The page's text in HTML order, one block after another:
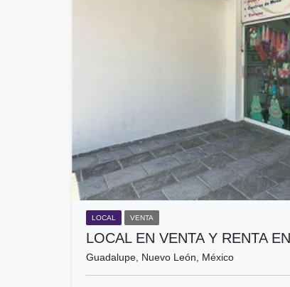
LOCAL VENTA
LOCAL EN VENTA Y RENTA
Guadalupe, Nuevo León, México